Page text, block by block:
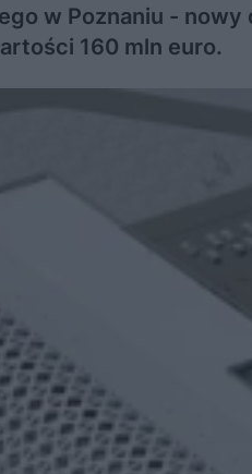
w Poznaniu -
160 mln euro.